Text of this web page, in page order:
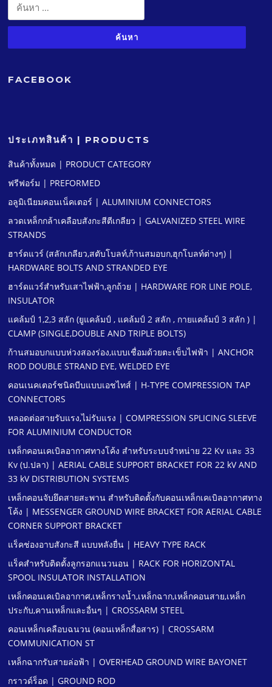
สำหรับ:
FACEBOOK
ประเภทสินค้า | PRODUCTS
สินค้าทั้งหมด | PRODUCT CATEGORY
ฟรีฟอร์ม | PREFORMED
อลูมิเนียมคอนเน็คเตอร์ | ALUMINIUM CONNECTORS
ลวดเหล็กกล้าเคลือบสังกะสีตีเกลียว | GALVANIZED STEEL WIRE
STRANDS
ฮาร์ดแวร์ (สลักเกลียว,สตับโบลท์,ก้านสมอบก,ฮุกโบลท์ต่างๆ) |
HARDWARE BOLTS AND STRANDED EYE
ฮาร์ดแวร์สําหรับเสาไฟฟ้า,ลูกถ้วย | HARDWARE FOR LINE POLE,
INSULATOR
แคล้มป์ 1,2,3 สลัก (ยูแคล้มป์ , แคล้มป์ 2 สลัก , กายแคล้มป์ 3 สลัก ) |
CLAMP (SINGLE,DOUBLE AND TRIPLE BOLTS)
ก้านสมอบกแบบห่วงสองร่อง,แบบเชื่อมด้วยตะเข็บไฟฟ้า | ANCHOR
ROD DOUBLE STRAND EYE, WELDED EYE
คอนเนคเตอร์ชนิดบีบแบบเอชไทส์ | H-TYPE COMPRESSION TAP
CONNECTORS
หลอดต่อสายรับแรง,ไม่รับแรง | COMPRESSION SPLICING SLEEVE
FOR ALUMINIUM CONDUCTOR
เหล็กคอนเคเบิลอากาศทางโค้ง สําหรับระบบจําหน่าย 22 Kv และ 33
Kv (ป.ปลา) | AERIAL CABLE SUPPORT BRACKET FOR 22 kV AND
33 kV DISTRIBUTION SYSTEMS
เหล็กคอนจับยึดสายสะพาน สําหรับติดตั้งกับคอนเหล็กเคเบิลอากาศทาง
โค้ง | MESSENGER GROUND WIRE BRACKET FOR AERIAL CABLE
CORNER SUPPORT BRACKET
แร็คช่องอาบสังกะสี แบบหลังยื่น | HEAVY TYPE RACK
แร็คสําหรับติดตั้งลูกรอกแนวนอน | RACK FOR HORIZONTAL
SPOOL INSULATOR INSTALLATION
เหล็กคอนเคเบิลอากาศ,เหล็กรางนํ้า,เหล็กฉาก,เหล็กคอนสาย,เหล็ก
ประกับ,คานเหล็กและอื่นๆ | CROSSARM STEEL
คอนเหล็กเคลือบฉนวน (คอนเหล็กสื่อสาร) | CROSSARM
COMMUNICATION ST
เหล็กฉากรับสายล่อฟ้า | OVERHEAD GROUND WIRE BAYONET
กราวด์ร็อด | GROUND ROD